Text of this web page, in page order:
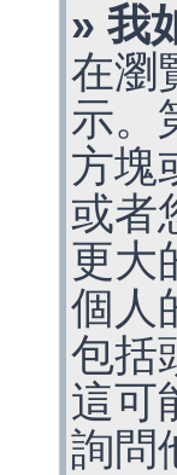
» 我
在瀏
示。
方塊
或者
更大
個人
包括
這可
詢問